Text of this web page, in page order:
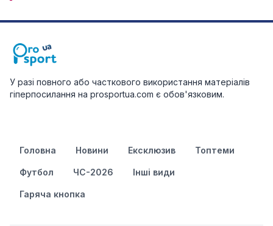
У разі повного або часткового використання матеріалів
гіперпосилання на prosportua.com є обов'язковим.
Головна Новини Ексклюзив Топтеми
Футбол ЧС-2026 Інші види
Гаряча кнопка